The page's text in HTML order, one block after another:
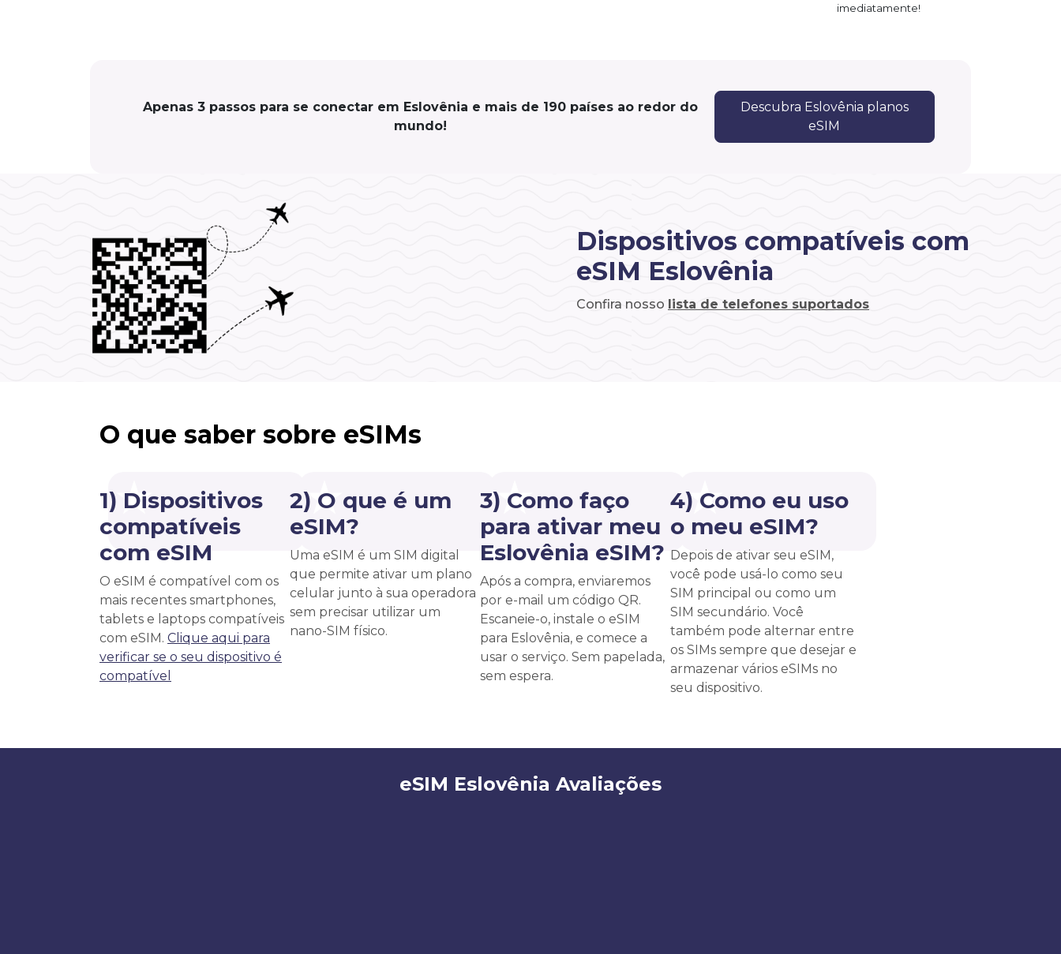
imediatamente!
Apenas 3 passos para se conectar em Eslovênia e mais de 190 países ao redor do
mundo!
Descubra Eslovênia planos
eSIM
Dispositivos compatíveis com
eSIM Eslovênia
Confira nosso lista de telefones suportados
O que saber sobre eSIMs
1) Dispositivos
compatíveis
com eSIM
O eSIM é compatível com os
mais recentes smartphones,
tablets e laptops compatíveis
com eSIM. Clique aqui para
verificar se o seu dispositivo é
compatível
2) O que é um
eSIM?
Uma eSIM é um SIM digital
que permite ativar um plano
celular junto à sua operadora
sem precisar utilizar um
nano-SIM físico.
3) Como faço
para ativar meu
Eslovênia eSIM?
Após a compra, enviaremos
por e-mail um código QR.
Escaneie-o, instale o eSIM
para Eslovênia, e comece a
usar o serviço. Sem papelada,
sem espera.
4) Como eu uso
o meu eSIM?
Depois de ativar seu eSIM,
você pode usá-lo como seu
SIM principal ou como um
SIM secundário. Você
também pode alternar entre
os SIMs sempre que desejar e
armazenar vários eSIMs no
seu dispositivo.
eSIM Eslovênia Avaliações